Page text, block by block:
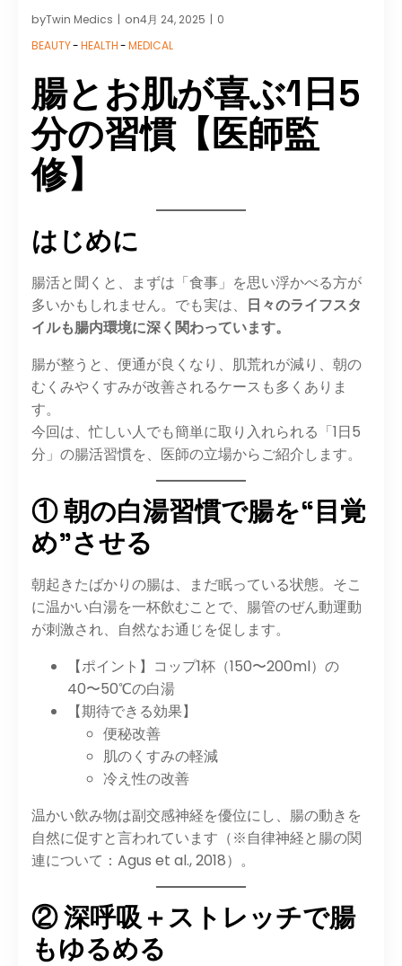
byTwin Medics | on4月 24, 2025 | 0
BEAUTY-HEALTH-MEDICAL
腸とお肌が喜ぶ1日5
分の習慣【医師監
修】
はじめに
腸活と聞くと、まずは「食事」を思い浮かべる方が
多いかもしれません。でも実は、 日々のライフスタ
イルも腸内環境に深く関わっています。
腸が整うと、便通が良くなり、肌荒れが減り、朝の
むくみやくすみが改善されるケースも多くありま
す。
今回は、忙しい人でも簡単に取り入れられる「1日5
分」の腸活習慣を、医師の立場からご紹介します。
① 朝の白湯習慣で腸を“目覚
め”させる
朝起きたばかりの腸は、まだ眠っている状態。そこ
に温かい白湯を一杯飲むことで、腸管のぜん動運動
が刺激され、自然なお通じを促します。
【ポイント】コップ1杯（150〜200ml）の
40〜50℃の白湯
【期待できる効果】
便秘改善
肌のくすみの軽減
冷え性の改善
温かい飲み物は副交感神経を優位にし、腸の動きを
自然に促すと言われています（※自律神経と腸の関
連について：Agus et al., 2018）。
② 深呼吸＋ストレッチで腸
もゆるめる